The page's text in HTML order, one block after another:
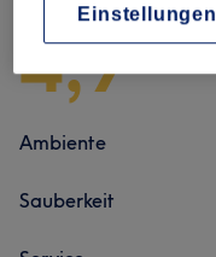
4,9
Ambiente
Sauberkeit
Einstellungen